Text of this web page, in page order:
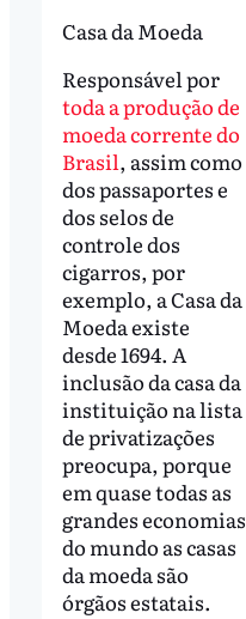
Casa da Moeda
Responsável por
toda a produção de
moeda corrente do
Brasil, assim como
dos passaportes e
dos selos de
controle dos
cigarros, por
exemplo, a Casa da
Moeda existe
desde 1694. A
inclusão da casa da
instituição na lista
de privatizações
preocupa, porque
em quase todas as
grandes economias
do mundo as casas
da moeda são
órgãos estatais.